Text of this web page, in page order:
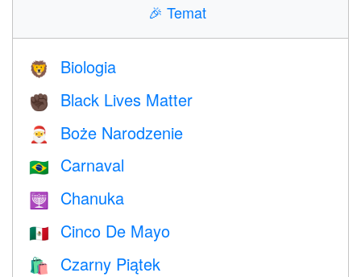
🎉 Temat
🦁 Biologia
✊🏿 Black Lives Matter
🎅 Boże Narodzenie
🇧🇷 Carnaval
🕎 Chanuka
🇲🇽 Cinco De Mayo
🛍 Czarny Piątek